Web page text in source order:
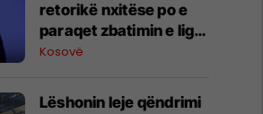
retorikë nxitëse po e
paraqet zbatimin e ligjit
në veri si "spastrim
Kosovë
Lëshonin leje qëndrimi